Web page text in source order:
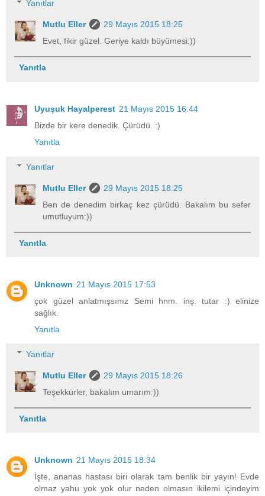
Yanıtlar
Mutlu Eller
29 Mayıs 2015 18:25
Evet, fikir güzel. Geriye kaldı büyümesi:))
Yanıtla
Uyuşuk Hayalperest 21 Mayıs 2015 16:44
Bizde bir kere denedik. Çürüdü. :)
Yanıtla
Yanıtlar
Mutlu Eller
29 Mayıs 2015 18:25
Ben de denedim birkaç kez çürüdü. Bakalım bu sefer
umutluyum:))
Yanıtla
Unknown 21 Mayıs 2015 17:53
çok güzel anlatmışsınız Semi hnm. inş. tutar :) elinize
sağlık.
Yanıtla
Yanıtlar
Mutlu Eller
29 Mayıs 2015 18:26
Teşekkürler, bakalım umarım:))
Yanıtla
Unknown 21 Mayıs 2015 18:34
İşte, ananas hastası biri olarak tam benlik bir yayın! Evde
olmaz yahu yok yok olur neden olmasın ikilemi içindeyim